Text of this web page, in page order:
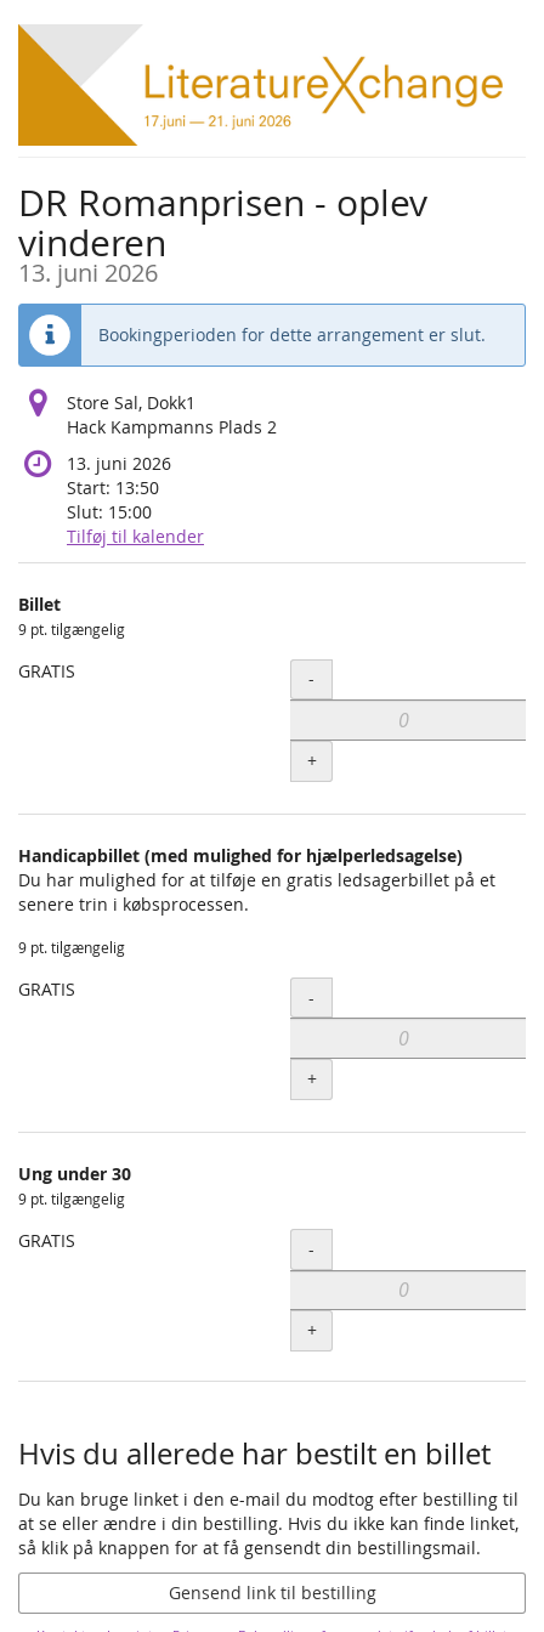
Skip to
main
content
DR Romanprisen - oplev
vinderen
13. juni 2026
Bookingperioden for dette arrangement er slut.
Store Sal, Dokk1
Hack Kampmanns Plads 2
13. juni 2026
Start: 13:50
Slut: 15:00
Tilføj til kalender
Produkter
Uncategorized
items
Billet
9 pt. tilgængelig
GRATIS Antal
-
+
Handicapbillet (med mulighed for hjælperledsagelse)
Du har mulighed for at tilføje en gratis ledsagerbillet på et
senere trin i købsprocessen.
9 pt. tilgængelig
GRATIS Antal
-
+
Ung under 30
9 pt. tilgængelig
GRATIS Antal
-
+
Hvis du allerede har bestilt en billet
Du kan bruge linket i den e-mail du modtog efter bestilling til
at se eller ændre i din bestilling. Hvis du ikke kan finde linket,
så klik på knappen for at få gensendt din bestillingsmail.
Gensend link til bestilling